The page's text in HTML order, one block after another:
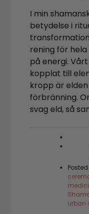
I min
betydelse i
rening för
på energi.
kopplat till
kropp är
förbränning.
svag eld, så
urban